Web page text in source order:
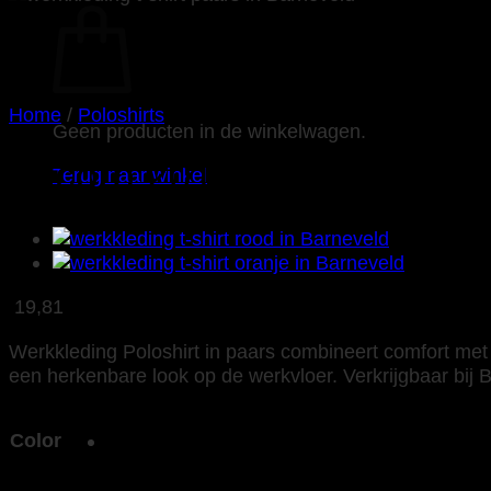
Geen producten in de winkelwagen.
Terug naar winkel
Home / Poloshirts
Tricorp 201005 Poloshirt
19,81
Werkkleding Poloshirt in paars combineert comfort
een herkenbare look op de werkvloer. Verkrijgbaar bij
Color